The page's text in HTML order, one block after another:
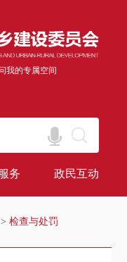
我的专属空间
务 政民互动
>检查与处罚